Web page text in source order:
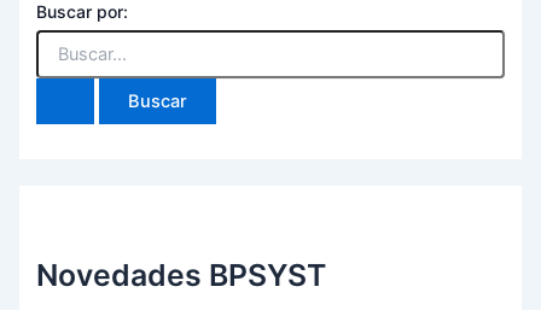
Buscar por:
Novedades BPSYST